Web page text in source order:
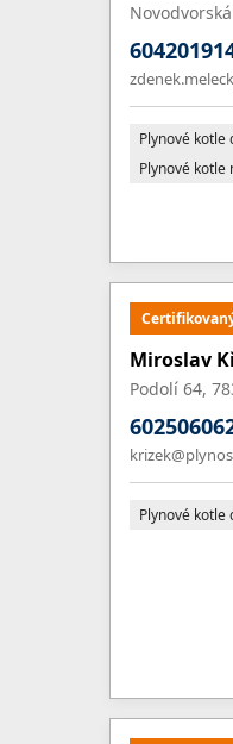
Plynové kotle
Plynové kotle
Miroslav
Podolí 64,
Plynové kotle